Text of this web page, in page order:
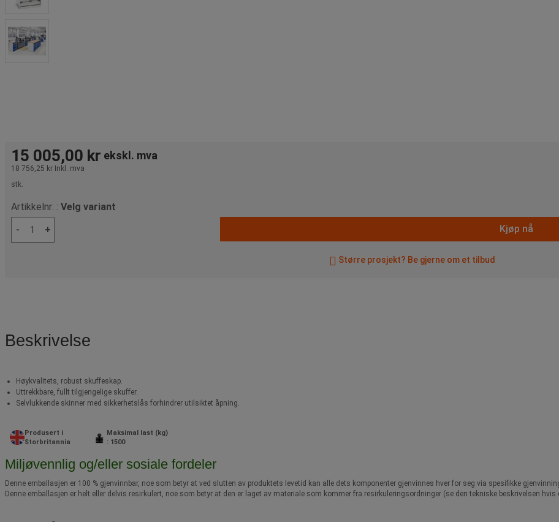
15 005,00 kr ekskl. mva
18 756,25 kr Inkl. mva
stk.
Artikkelnr: : Velg variant
-
+ Kjøp nå
Større prosjekt? Be gjerne om et tilbud
Beskrivelse
Høykvalitets, robust skuffeskap.
Uttrekkbare, fullt tilgjengelige skuffer.
Selvlukkende skinner med sikkerhetslås forhindrer utilsiktet åpning.
Produsert i
Storbritannia
Maksimal last (kg)
: 1500
Miljøvennlig og/eller sosiale fordeler
Denne emballasjen er 100 % gjenvinnbar, noe som betyr at ved slutten av produktets levetid kan alle dets komponenter gjenvinnes hver for seg via spesifikke
Denne emballasjen er helt eller delvis resirkulert, noe som betyr at den er laget av materiale som kommer fra resirkuleringsordninger (se den tekniske beskrivelsen